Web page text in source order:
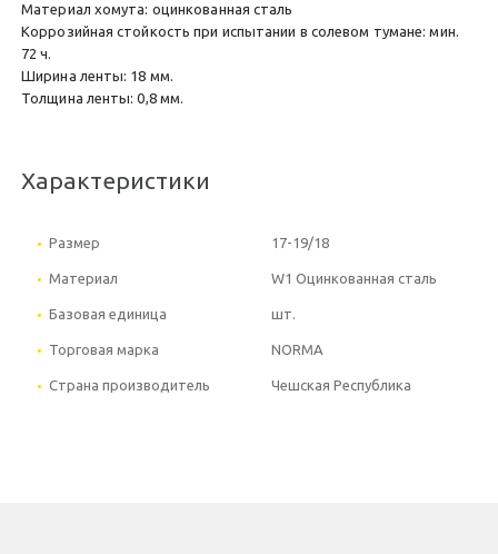
Материал хомута: оцинкованная сталь
Коррозийная стойкость при испытании в солевом тумане: мин.
72 ч.
Ширина ленты: 18 мм.
Толщина ленты: 0,8 мм.
Характеристики
Размер 17-19/18
Материал W1 Оцинкованная сталь
Базовая единица шт.
Торговая марка NORMA
Страна производитель Чешская Республика